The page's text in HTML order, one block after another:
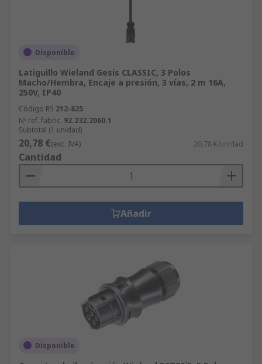
Disponible
Latiguillo Wieland Gesis CLASSIC, 3 Polos
Macho/Hembra, Encaje a presión, 3 vías, 2 m 16A,
250V, IP40
Código RS 212-825
Nº ref. fabric. 92.232.2060.1
Subtotal (1 unidad)
20,78 €(exc. IVA) 20,78 €/unidad
Cantidad
Añadir
Disponible